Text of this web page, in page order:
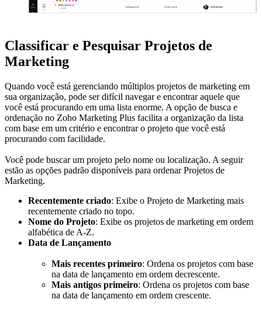
Classificar e Pesquisar Projetos de
Marketing
Quando você está gerenciando múltiplos projetos de marketing em
sua organização, pode ser difícil navegar e encontrar aquele que
você está procurando em uma lista enorme. A opção de busca e
ordenação no Zoho Marketing Plus facilita a organização da lista
com base em um critério e encontrar o projeto que você está
procurando com facilidade.
Você pode buscar um projeto pelo nome ou localização. A seguir
estão as opções padrão disponíveis para ordenar Projetos de
Marketing.
Recentemente criado: Exibe o Projeto de Marketing mais
recentemente criado no topo.
Nome do Projeto: Exibe os projetos de marketing em ordem
alfabética de A-Z.
Data de Lançamento
Mais recentes primeiro: Ordena os projetos com base
na data de lançamento em ordem decrescente.
Mais antigos primeiro: Ordena os projetos com base
na data de lançamento em ordem crescente.